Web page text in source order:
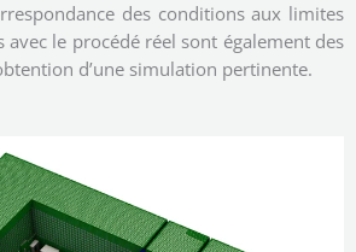
des conditions aux limites
le procédé réel sont également des
d’une simulation pertinente.